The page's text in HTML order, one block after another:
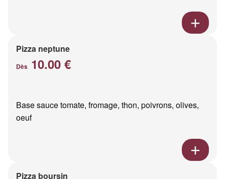
Pizza neptune
Dès 10.00 €
Base sauce tomate, fromage, thon, poivrons, olives,
oeuf
Pizza boursin